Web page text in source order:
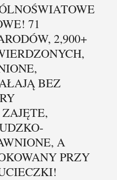
71
2,900+
BEZ
A
PRZY